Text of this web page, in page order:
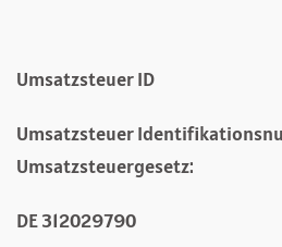
Umsatzsteuer ID
Umsatzsteuer
Umsatzsteuergesetz:
DE 312029790